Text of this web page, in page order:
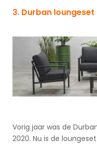
3. Durban loungeset
Vorig jaar was de
2020. Nu is de